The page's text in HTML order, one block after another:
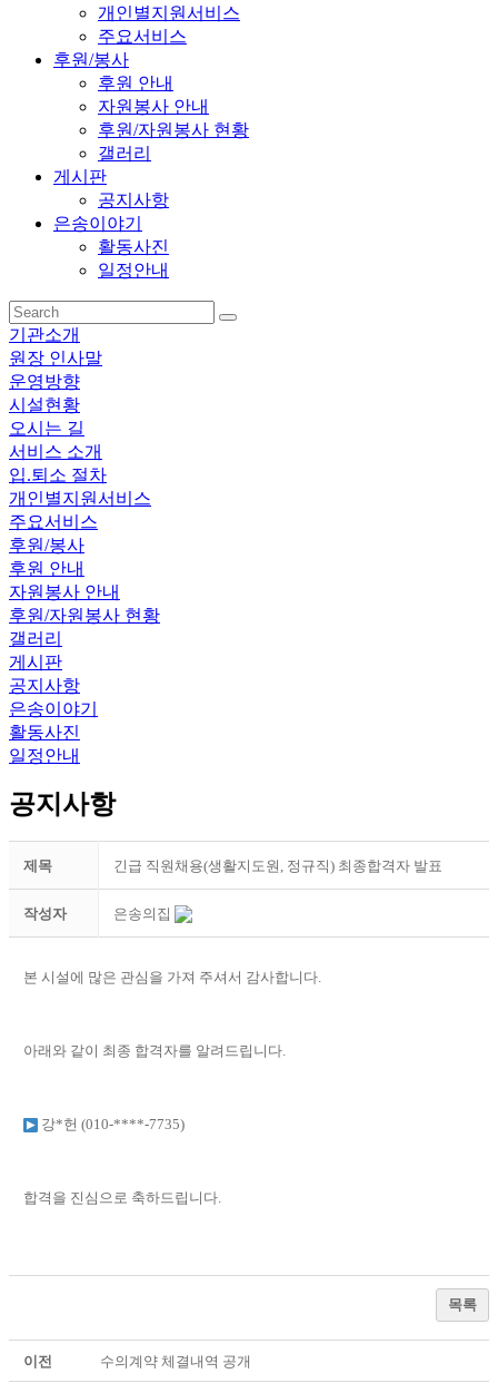
개인별지원서비스
주요서비스
후원/봉사
후원 안내
자원봉사 안내
후원/자원봉사 현황
갤러리
게시판
공지사항
은송이야기
활동사진
일정안내
기관소개
원장 인사말
운영방향
시설현황
오시는 길
서비스 소개
입.퇴소 절차
개인별지원서비스
주요서비스
후원/봉사
후원 안내
자원봉사 안내
후원/자원봉사 현황
갤러리
게시판
공지사항
은송이야기
활동사진
일정안내
공지사항
제목 긴급 직원채용(생활지도원, 정규직) 최종합격자 발표
작성자 은송의집
본 시설에 많은 관심을 가져 주셔서 감사합니다
아래와 같이 최종 합격자를 알려드립니다
강*헌 (010-****-7735)
합격을 진심으로 축하드립니다
목록
이전 수의계약 체결내역 공개